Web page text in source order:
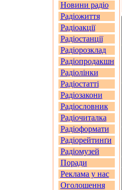
Новини радіо
Радіожиття
Радіоакції
Радіостанції
Радіорозклад
Радіопродакшн
Радіолінки
Радіостатті
Радіозакони
Радіословник
Радіочиталка
Радіоформати
Радіорейтинґи
Радіомузей
Поради
Реклама у нас
Оголошення